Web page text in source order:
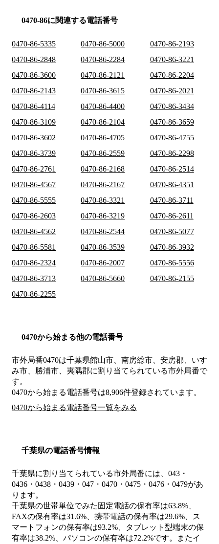
0470-86に関連する電話番号
0470-86-5335 0470-86-5000
0470-86-2193
0470-86-2848
0470-86-2284
0470-86-3221
0470-86-3600
0470-86-2121
0470-86-2204
0470-86-2143
0470-86-3615
0470-86-2021
0470-86-4114
0470-86-4400
0470-86-3434
0470-86-3109
0470-86-2104
0470-86-3659
0470-86-3602
0470-86-4705
0470-86-4755
0470-86-3739
0470-86-2559
0470-86-2298
0470-86-2761
0470-86-2168
0470-86-2514
0470-86-4567
0470-86-2167
0470-86-4351
0470-86-5555
0470-86-3321
0470-86-3711
0470-86-2603
0470-86-3219
0470-86-2611
0470-86-4562
0470-86-2544
0470-86-5077
0470-86-5581
0470-86-3539
0470-86-3932
0470-86-2324
0470-86-2007
0470-86-5556
0470-86-3713
0470-86-5660
0470-86-2155
0470-86-2255
0470から始まる他の電話番号
市外局番0470は千葉県館山市、南房総市、安房郡、いす
み市、勝浦市、夷隅郡に割り当てられている市外局番で
す。
0470から始まる電話番号は8,906件登録されています。
0470から始まる電話番号一覧をみる
千葉県の電話番号情報
千葉県に割り当てられている市外局番には、043・
0436・0438・0439・047・0470・0475・0476・0479があ
ります。
千葉県の世帯単位でみた固定電話の保有率は63.8%、
FAXの保有率は31.6%、携帯電話の保有率は29.6%、ス
マートフォンの保有率は93.2%、タブレット型端末の保
有率は38.2%、パソコンの保有率は72.2%です。またイ